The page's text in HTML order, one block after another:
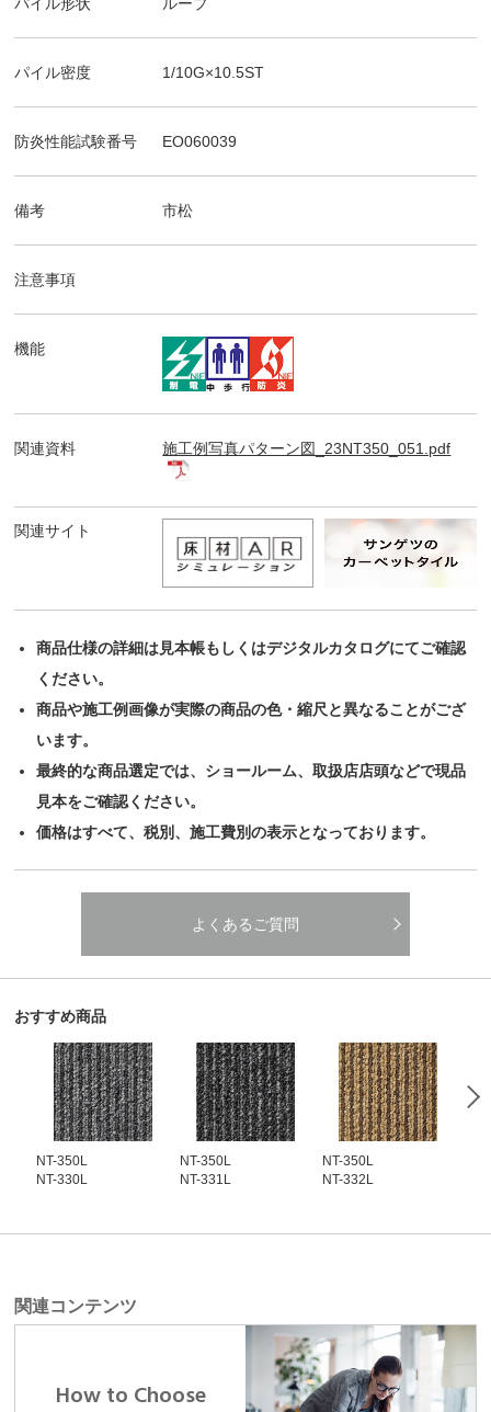
パイル密度 1/10G×10.5ST
防炎性能試験番号 EO060039
備考 市松
注意事項
機能
関連資料 施工例写真パターン図_23NT350_051.pdf
関連サイト
商品仕様の詳細は見本帳もしくはデジタルカタログにてご確認
ください。
商品や施工例画像が実際の商品の色・縮尺と異なることがござ
います。
最終的な商品選定では、ショールーム、取扱店店頭などで現品
見本をご確認ください。
価格はすべて、税別、施工費別の表示となっております。
よくあるご質問
おすすめ商品
NT-350L
NT-330L
NT-350L
NT-331L
NT-350L
NT-332L
関連コンテンツ
How to Choose